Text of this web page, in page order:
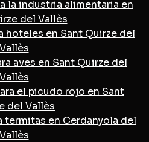
la industria alimentaria en
del Vallès
hoteles en Sant Quirze del
Vallès
aves en Sant Quirze del
Vallès
el picudo rojo en Sant
del Vallès
termitas en Cerdanyola del
Vallès